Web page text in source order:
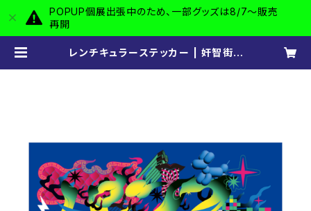
POPUP個展出張中のため、一部グッズは8/7〜販売
再開
レンチキュラーステッカー | 奸智街 -